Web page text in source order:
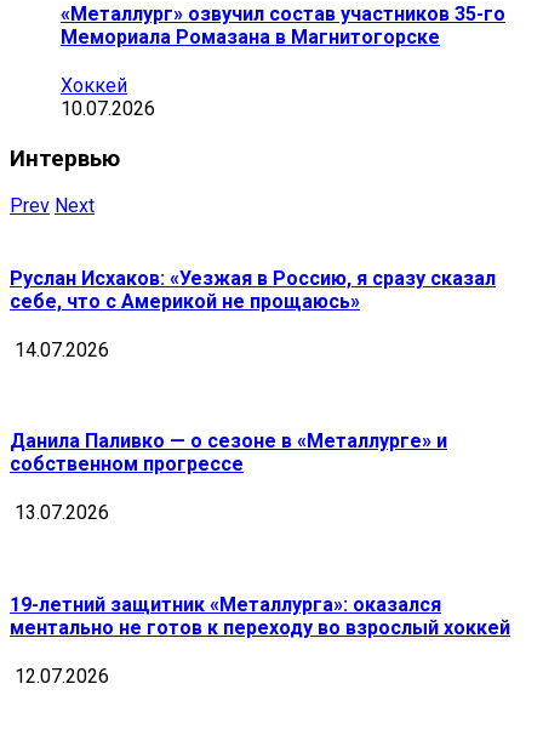
«Металлург» озвучил состав участников 35-го
Мемориала Ромазана в Магнитогорске
Хоккей
10.07.2026
Интервью
Prev Next
Руслан Исхаков: «Уезжая в Россию, я сразу сказал
себе, что с Америкой не прощаюсь»
14.07.2026
Данила Паливко — о сезоне в «Металлурге» и
собственном прогрессе
13.07.2026
19-летний защитник «Металлурга»: оказался
ментально не готов к переходу во взрослый хоккей
12.07.2026